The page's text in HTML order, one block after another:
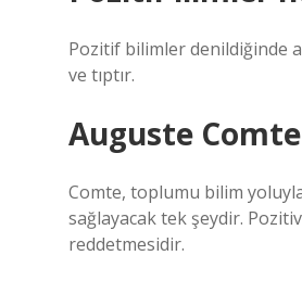
Pozitif bilimler denildiğinde
ve tıptır.
Auguste
Comte, toplumu bilim
sağlayacak tek şeydir.
reddetmesidir.